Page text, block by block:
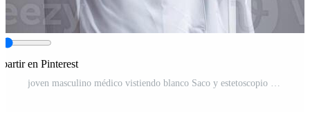
en Pinterest
joven masculino médico vistiendo blanco Saco y estetoscopio Foto Pro